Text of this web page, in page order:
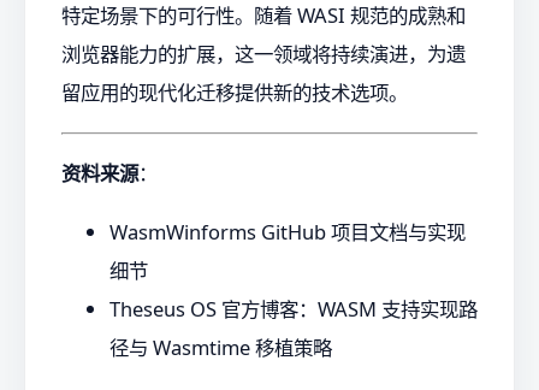
特定场景下的可行性。随着 WASI 规范的成熟和
浏览器能力的扩展，这一领域将持续演进，为遗
留应用的现代化迁移提供新的技术选项。
资料来源：
WasmWinforms GitHub 项目文档与实现
细节
Theseus OS 官方博客：WASM 支持实现路
径与 Wasmtime 移植策略